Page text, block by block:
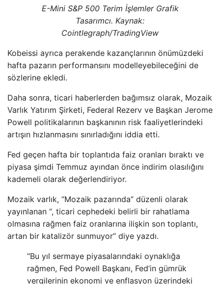
E-Mini S&P 500 Terim İşlemler Grafik
Tasarımcı. Kaynak:
Cointlegraph/TradingView
Kobeissi ayrıca perakende kazançlarının önümüzdeki
hafta pazarın performansını modelleyebileceğini de
sözlerine ekledi.
Daha sonra, ticari haberlerden bağımsız olarak, Mozaik
Varlık Yatırım Şirketi, Federal Rezerv ve Başkan Jerome
Powell politikalarının başkanının risk faaliyetlerindeki
artışın hızlanmasını sınırladığını iddia etti.
Fed geçen hafta bir toplantıda faiz oranları bıraktı ve
piyasa şimdi Temmuz ayından önce indirim olasılığını
kademeli olarak değerlendiriyor.
Mozaik varlık, “Mozaik pazarında” düzenli olarak
yayınlanan “, ticari cephedeki belirli bir rahatlama
olmasına rağmen faiz oranlarına ilişkin son toplantı,
artan bir katalizör sunmuyor” diye yazdı.
“Bu yıl sermaye piyasalarındaki oynaklığa
rağmen, Fed Powell Başkanı, Fed’in gümrük
vergilerinin ekonomi ve enflasyon üzerindeki